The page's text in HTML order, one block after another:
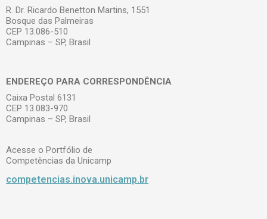
R. Dr. Ricardo Benetton Martins, 1551
Bosque das Palmeiras
CEP 13.086-510
Campinas – SP, Brasil
ENDEREÇO PARA CORRESPONDÊNCIA
Caixa Postal 6131
CEP 13.083-970
Campinas – SP, Brasil
Acesse o Portfólio de
Competências da Unicamp
competencias.inova.unicamp.br